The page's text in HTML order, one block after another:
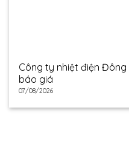
Công ty nhiệt điện Đông
báo giá
07/08/2026